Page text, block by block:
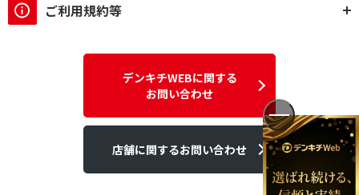
ご利用規約等
デンキチWEBに関する
お問い合わせ
店舗に関するお問い合わせ